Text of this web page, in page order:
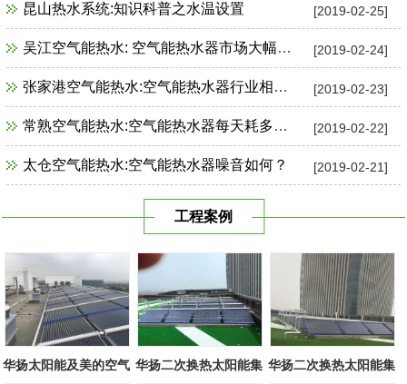
[2019-02-25]
昆山热水系统:知识科普之水温设置
[2019-02-24]
吴江空气能热水: 空气能热水器市场大幅增长
[2019-02-23]
张家港空气能热水:空气能热水器行业相关政策一览
[2019-02-22]
常熟空气能热水:空气能热水器每天耗多少电？
[2019-02-21]
太仓空气能热水:空气能热水器噪音如何？
工程案例
华扬太阳能及美的空气 华扬二次换热太阳能集 华扬二次换热太阳能集